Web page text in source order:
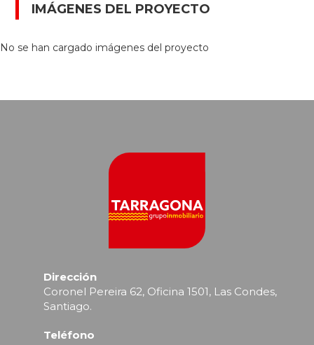
IMÁGENES DEL PROYECTO
No se han cargado imágenes del proyecto
Dirección
Coronel Pereira 62, Oficina 1501, Las Condes,
Santiago.
Teléfono